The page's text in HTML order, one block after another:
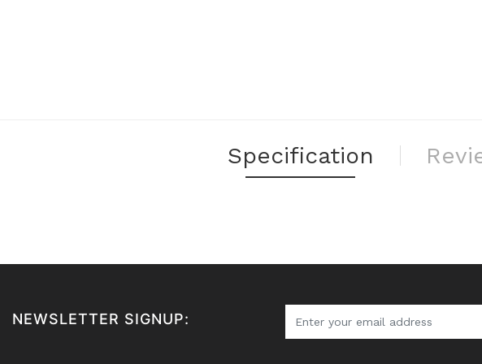
Specification
NEWSLETTER SIGNUP: